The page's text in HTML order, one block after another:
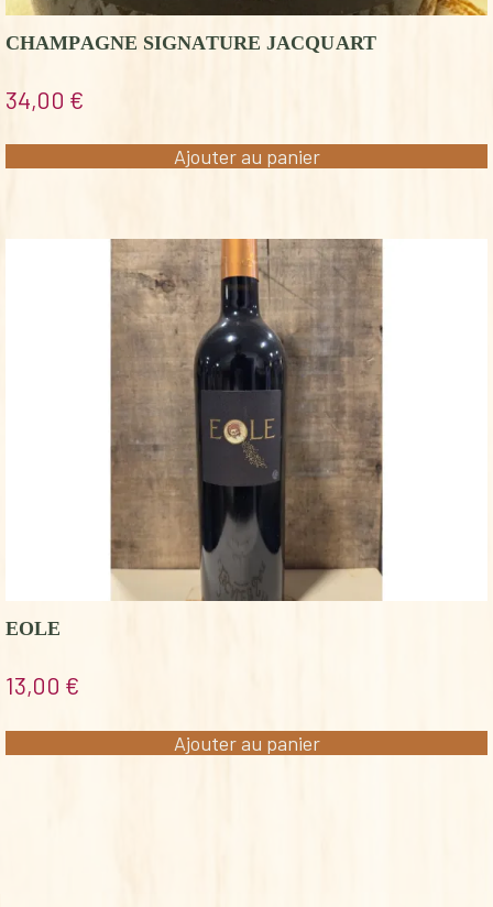
CHAMPAGNE SIGNATURE JACQUART
34,00 €
Ajouter au panier
EOLE
13,00 €
Ajouter au panier